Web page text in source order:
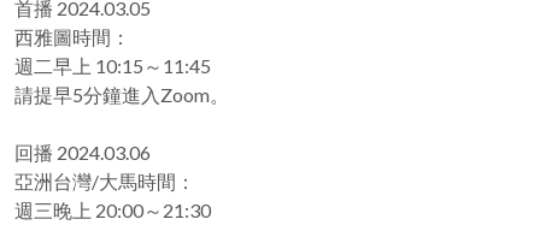
首播 2024.03.05
西雅圖時間：
週二早上 10:15～11:45
請提早5分鐘進入Zoom。
回播 2024.03.06
亞洲台灣/大馬時間：
週三晚上 20:00～21:30